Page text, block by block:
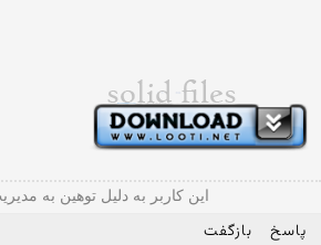
این کاربر به دلیل توهین به
پاسخ بازگفت